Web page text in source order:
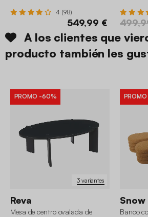
4 (98)
549,99 €
A los clientes que
producto también les
3 variantes
PROMO -60%
Reva
Mesa de centro ovalada de
PROMO
Snow
Banco